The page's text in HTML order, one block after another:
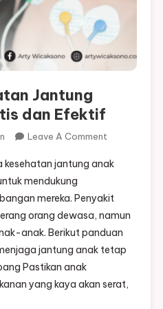
Jantung
dan Efektif
Leave A CommentOn
Kesehatan
Anak:
Tips
Praktis
Dan
kesehatan jantung anak
mendukung
mereka. Penyakit
orang dewasa, namun
anak. Berikut panduan
jantung anak tetap
Pastikan anak
yang kaya akan serat,